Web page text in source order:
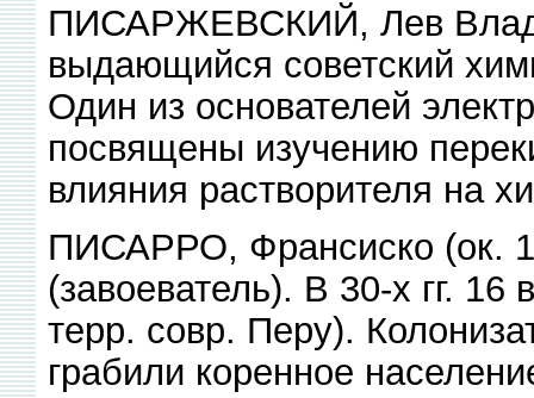
ПИСАРЖЕВСКИЙ, Лев
выдающийся советский
Один из основателей
посвящены изучению
влияния растворителя на
ПИСАРРО, Франсиско (ок.
(завоеватель). В 30-х гг. 16
терр. совр. Перу).
грабили коренное